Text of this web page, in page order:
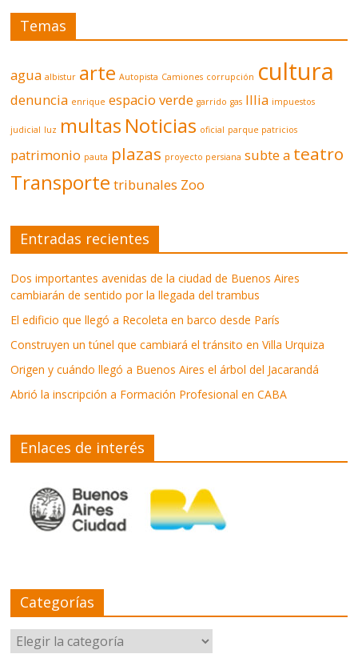
Temas
agua albistur arte Autopista Camiones corrupción cultura
denuncia enrique espacio verde garrido gas Illia impuestos
judicial luz multas Noticias oficial parque patricios
patrimonio pauta plazas proyecto persiana subte a teatro
Transporte tribunales Zoo
Entradas recientes
Dos importantes avenidas de la ciudad de Buenos Aires
cambiarán de sentido por la llegada del trambus
El edificio que llegó a Recoleta en barco desde París
Construyen un túnel que cambiará el tránsito en Villa Urquiza
Origen y cuándo llegó a Buenos Aires el árbol del Jacarandá
Abrió la inscripción a Formación Profesional en CABA
Enlaces de interés
Categorías
Categorías